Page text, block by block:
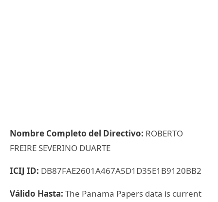
Nombre Completo del Directivo: ROBERTO
FREIRE SEVERINO DUARTE
ICIJ ID: DB87FAE2601A467A5D1D35E1B9120BB2
Válido Hasta: The Panama Papers data is current